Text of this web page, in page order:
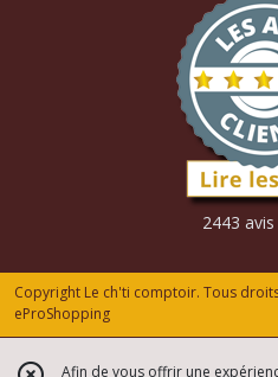
2443
Copyright Le ch'ti comptoir. Tous
eProShopping
Afin de vous offrir une